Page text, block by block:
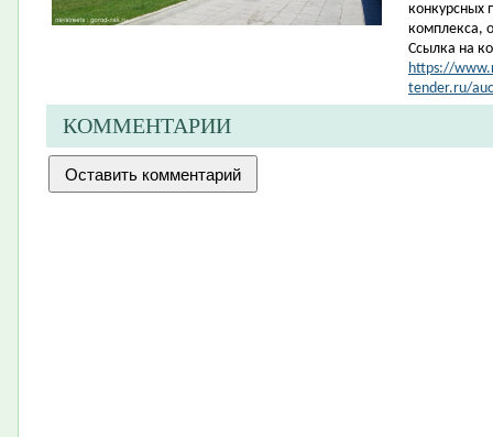
конкурсных
комплекса,
Ссылка на
https://
tender.ru/
КОММЕНТАРИИ